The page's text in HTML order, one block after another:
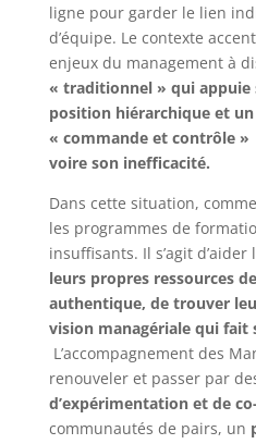
ligne pour garder le lien
d’équipe. Le contexte
enjeux du management à
« traditionnel » qui appuie
position hiérarchique et
« commande et contrôle
voire son inefficacité.
Dans cette situation,
les programmes de
insuffisants. Il s’agit d’aider
leurs propres ressources
authentique, de trouver
vision managériale qui fait
L’accompagnement des
renouveler et passer par
d’expérimentation et de
communautés de pairs, un